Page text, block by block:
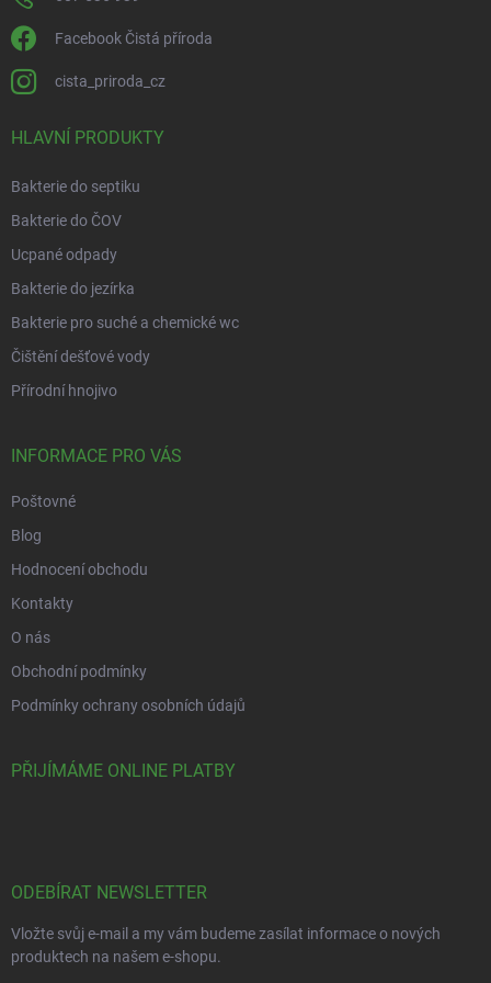
Facebook Čistá příroda
cista_priroda_cz
HLAVNÍ PRODUKTY
Bakterie do septiku
Bakterie do ČOV
Ucpané odpady
Bakterie do jezírka
Bakterie pro suché a chemické wc
Čištění dešťové vody
Přírodní hnojivo
INFORMACE PRO VÁS
Poštovné
Blog
Hodnocení obchodu
Kontakty
O nás
Obchodní podmínky
Podmínky ochrany osobních údajů
PŘIJÍMÁME ONLINE PLATBY
ODEBÍRAT NEWSLETTER
Vložte svůj e-mail a my vám budeme zasílat informace o nových
produktech na našem e-shopu.